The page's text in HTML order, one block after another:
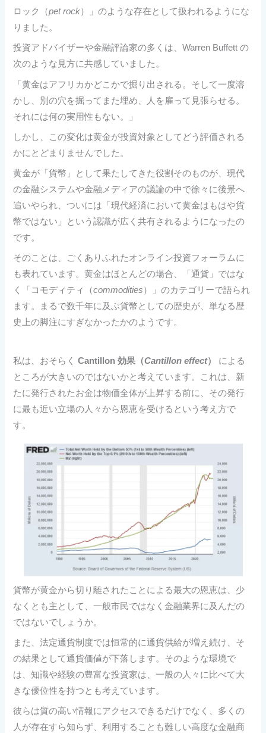
ロック（pet rock）」のような存在として扱われるようにな
りました。
投資アドバイザーや金融評論家の多くは、Warren Buffett の
次のような見方に共感していました。
「黄金はアフリカかどこかで掘り出される。そして一度溶
かし、別の穴を掘ってまた埋め、人を雇って見張らせる。
それには何の実用性もない。」
しかし、この変化は黄金が投資対象としてどう評価される
かにとどまりませんでした。
黄金が「貨幣」として果たしてきた役割そのものが、現代
の金融システムや金融メディアの議論の中で徐々に後景へ
追いやられ、ついには「現代経済において黄金はもはや貨
幣ではない」という認識が広く共有されるようになったの
です。
そのことは、ごくありふれたオンライン投資フォーラムに
も表れています。黄金はほとんどの場合、「通貨」ではな
く「コモディティ（commodities）」のカテゴリーで語られ
ます。まるで数千年に及ぶ貨幣としての歴史が、単なる歴
史上の脚注にすぎなかったかのようです。
私は、おそらくCantillon 効果（Cantillon effect）
による
ところが大きいのではないかと考えています。これは、新
たに発行されたお金は物価全体が上昇する前に、その発行
に最も近い立場の人々から恩恵を受けるという考え方で
す。
貨幣が黄金から切り離されたことによる最大の恩恵は、少
なくとも主として、一般市民ではなく金融業界に及んだの
ではないでしょうか。
また、法定通貨制度では恒常的に通貨供給が増え続け、そ
の結果として通貨価値が下落します。そのような環境で
は、知識や経験の豊富な投資家は、一般の人々に比べて大
きな優位性を持つとも考えています。
彼らは質の高い情報にアクセスできるだけでなく、多くの
人が存在すら知らず、利用することも難しい高度な金融商